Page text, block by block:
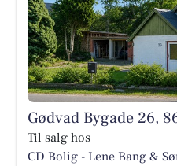
Gødvad Bygade 26,
Til salg hos
CD Bolig - Lene Bang &